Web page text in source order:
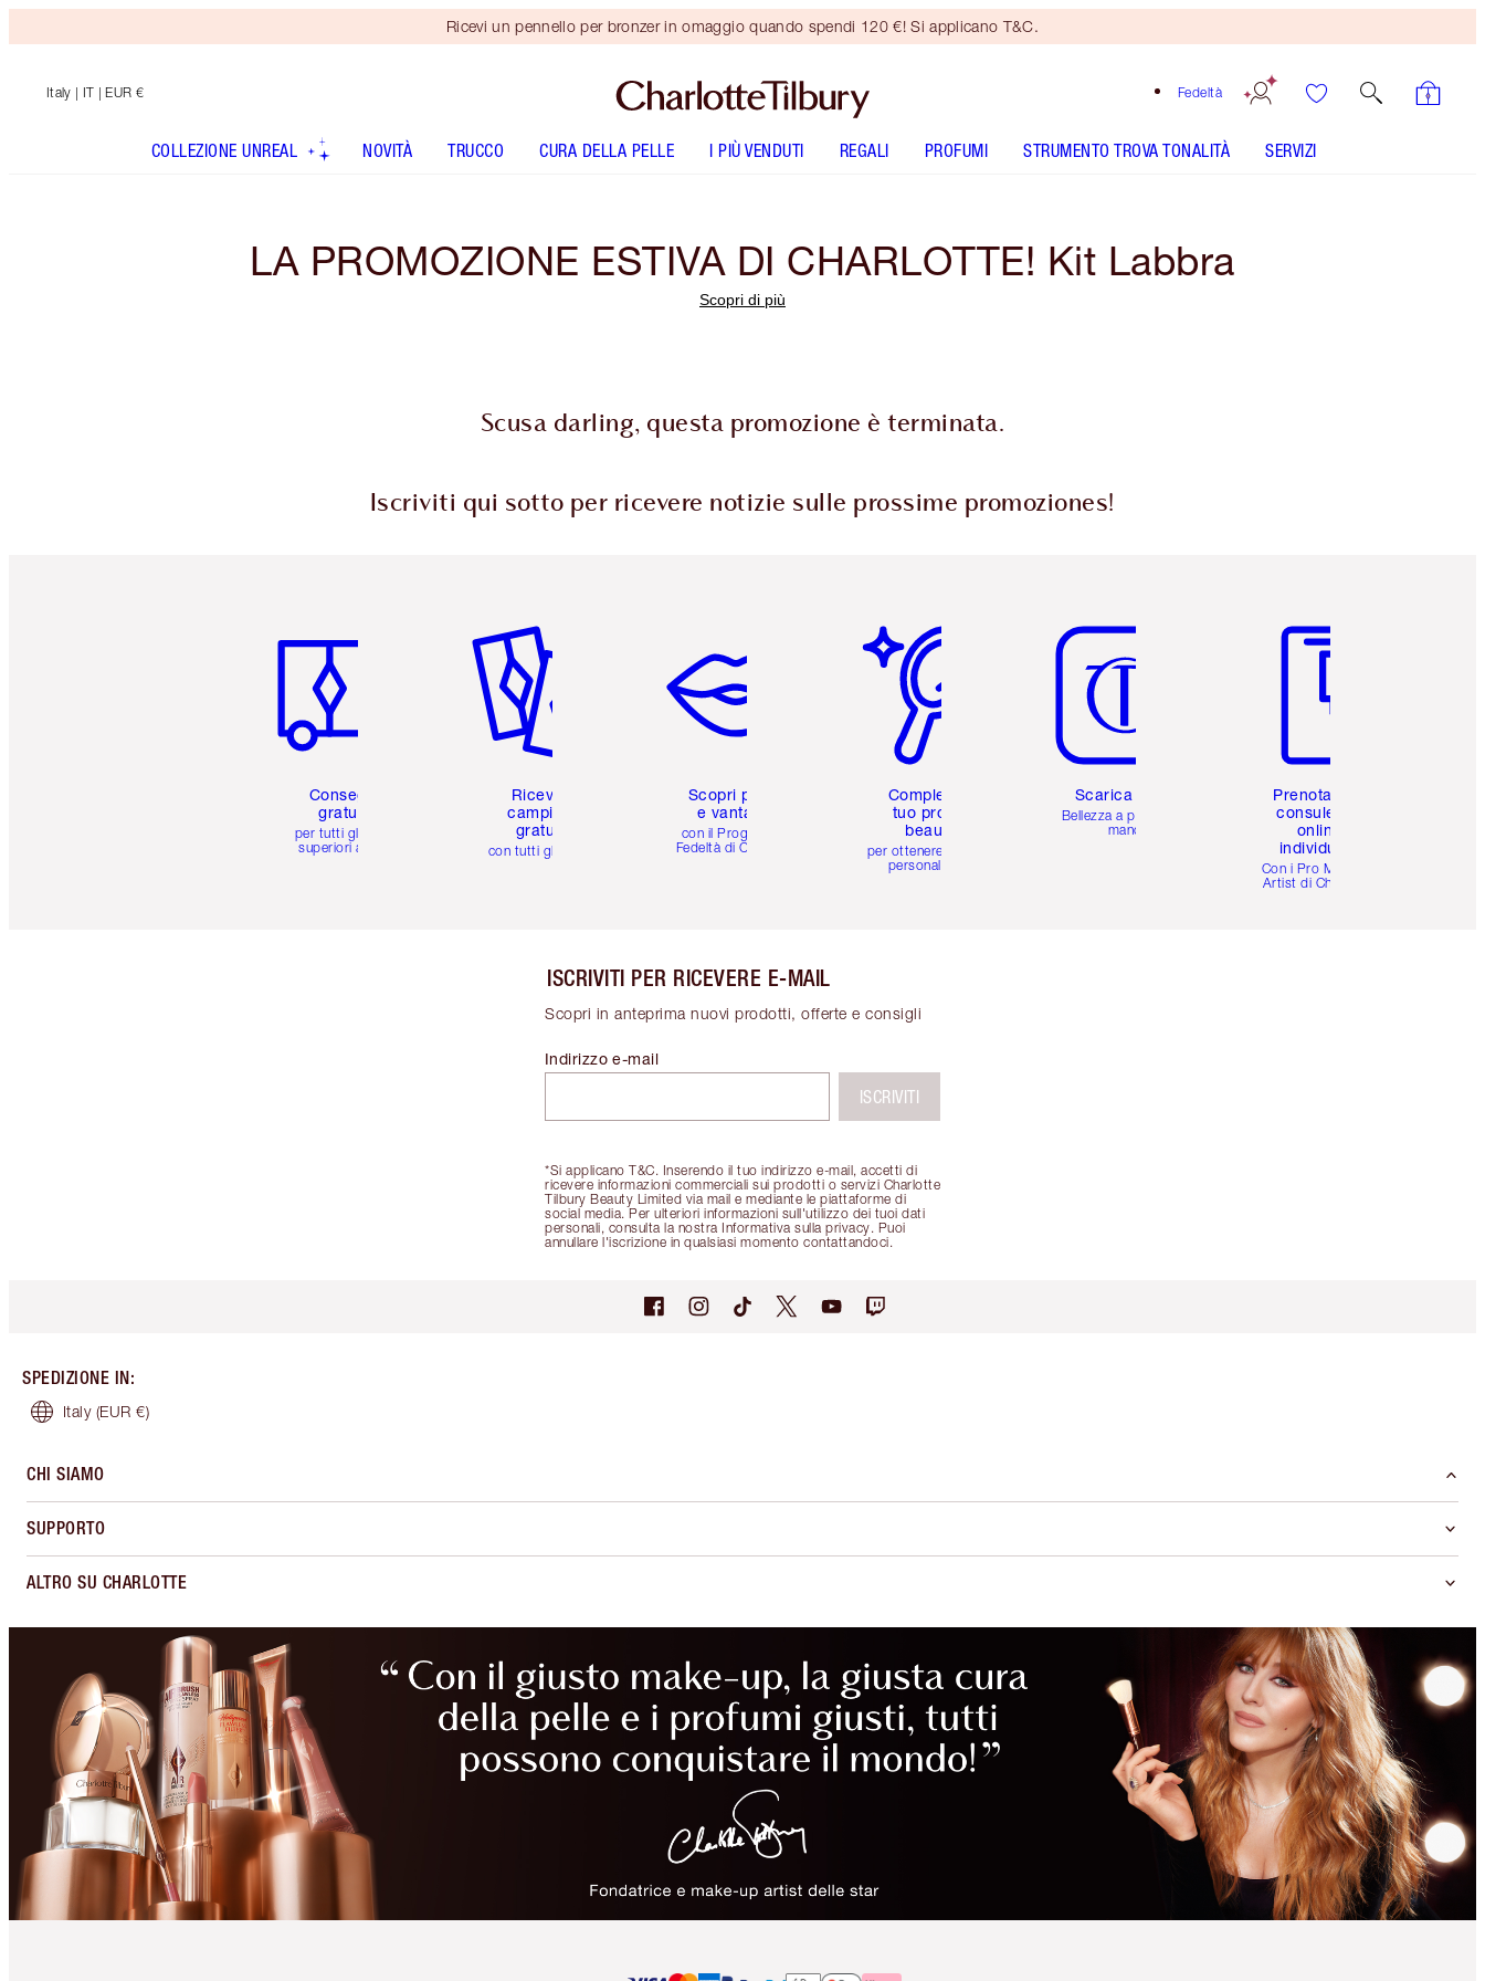
Ricevi un pennello per bronzer in omaggio quando spendi 120 €! Si applicano T&C.
Fedeltà
Italy | IT | EUR €
COLLEZIONE UNREAL NOVITÀ TRUCCO CURA DELLA PELLE I PIÙ VENDUTI REGALI PROFUMI STRUMENTO TROVA TONALITÀ SERVIZI
LA PROMOZIONE ESTIVA DI CHARLOTTE! Kit Labbra
Scopri di più
Scusa darling, questa promozione è terminata.
Iscriviti qui sotto per ricevere notizie sulle prossime promoziones!
Consegna
gratuita
per tutti gli ordini
superiori a 59 €
Ricevi 2
campioni
gratuiti
con tutti gli ordini
Scopri premi
e vantaggi
con il Programma
Fedeltà di Charlotte
Completa il
tuo profilo
beauty
per ottenere consigli
personalizzati
Scarica l'app
Bellezza a portata di
mano
Prenota una
consulenza
online
individuale
Con i Pro Make-up
Artist di Charlotte.
ISCRIVITI PER RICEVERE E-MAIL
Scopri in anteprima nuovi prodotti, offerte e consigli
*Si applicano T&C. Inserendo il tuo indirizzo e-mail, accetti di
ricevere informazioni commerciali sui prodotti o servizi Charlotte
Tilbury Beauty Limited via mail e mediante le piattaforme di
social media. Per ulteriori informazioni sull'utilizzo dei tuoi dati
personali, consulta la nostra Informativa sulla privacy. Puoi
annullare l'iscrizione in qualsiasi momento contattandoci.
Indirizzo e-mail
ISCRIVITI
SPEDIZIONE IN:
Italy (EUR €)
CHI SIAMO
SUPPORTO
ALTRO SU CHARLOTTE